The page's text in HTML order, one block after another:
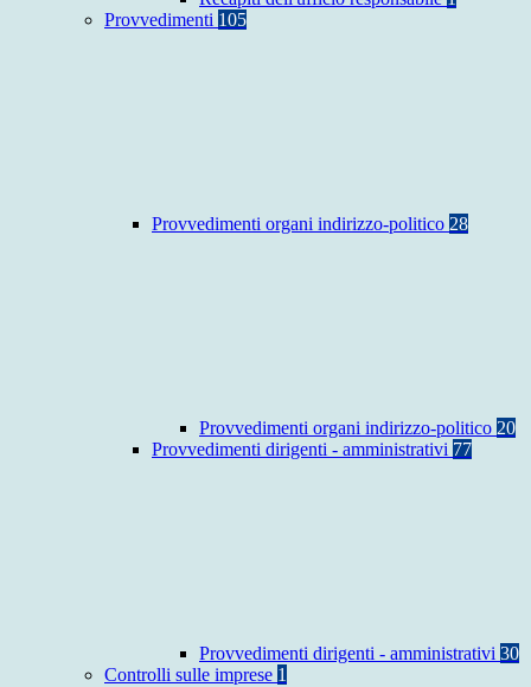
Provvedimenti 105
Provvedimenti organi indirizzo-politico 28
Provvedimenti organi indirizzo-politico 20
Provvedimenti dirigenti - amministrativi 77
Provvedimenti dirigenti - amministrativi 30
Controlli sulle imprese 1